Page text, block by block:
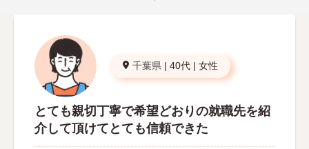
千葉県 | 40代 | 女性
とても親切丁寧で希望どおりの就職先を紹
介して頂けてとても信頼できた